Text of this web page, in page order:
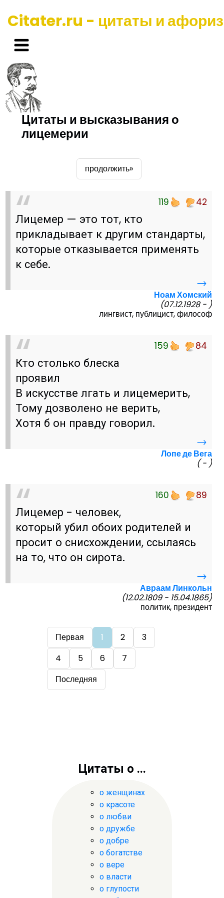
Citater.ru - цитаты и
Цитаты и высказывания о
лицемерии
продолжить»
119 42
Лицемер — это тот, кто
прикладывает к другим стандарты,
которые отказывается применять
к себе.
→
Ноам Хомский
(07.12.1928 - )
лингвист, публицист, философ
159 84
Кто столько блеска
проявил
В искусстве лгать и лицемерить,
Тому дозволено не верить,
Хотя б он правду говорил.
→
Лопе де Вега
( - )
160 89
Лицемер - человек,
который убил обоих родителей и
просит о снисхождении, ссылаясь
на то, что он сирота.
→
Авраам Линкольн
(12.02.1809 - 15.04.1865)
политик, президент
Первая 1 2
3
4
5 6
7
Последняя
Цитаты о ...
о женщинах
о красоте
о любви
о дружбе
о добре
о богатстве
о вере
о власти
о глупости